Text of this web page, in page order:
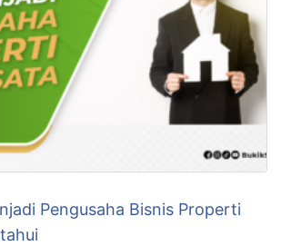
Pengusaha Bisnis Properti